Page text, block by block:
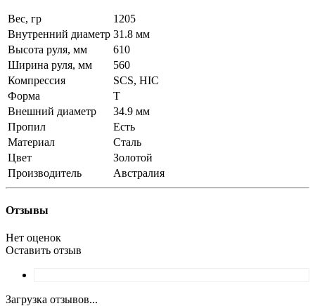
Вес, гр
1205
Внутренний диаметр 31.8 мм
Высота руля, мм
610
Ширина руля, мм
560
Компрессия
SCS, HIC
Форма
T
Внешний диаметр
34.9 мм
Пропил
Есть
Материал
Сталь
Цвет
Золотой
Производитель
Австралия
Отзывы
Нет оценок
Оставить отзыв
Загрузка отзывов...